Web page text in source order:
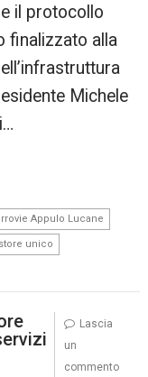
il protocollo
finalizzato alla
Michele
Appulo Lucane
unico
Lascia
un
commento